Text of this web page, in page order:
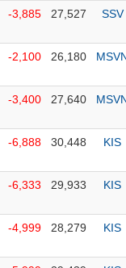
-3,885 27,527 SSV
-2,100 26,180
-3,400 27,640
-6,888 30,448 KIS
-6,333 29,933 KIS
-4,999 28,279 KIS